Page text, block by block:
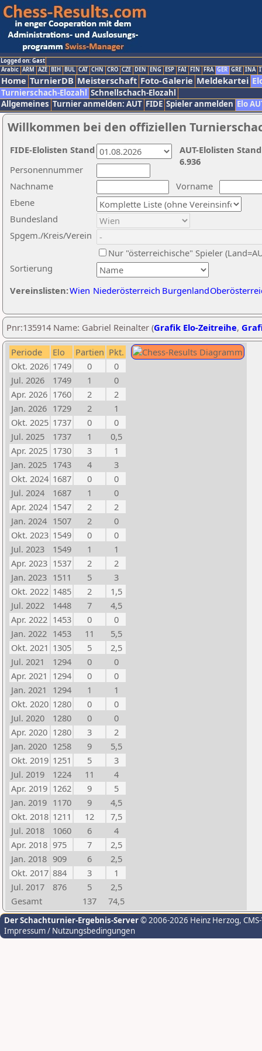
Logged on: Gast
Arabic ARM AZE BIH BUL CAT CHN CRO CZE DEN ENG ESP FAI FIN FRA GER GRE INA
Home TurnierDB Meisterschaft Foto-Galerie Meldekartei
Turnierschach-Elozahl Schnellschach-Elozahl
Allgemeines Turnier anmelden: AUT FIDE Spieler anmelden Elo
Willkommen bei den offiziellen
Nachname
Vorname
Ebene
Sortierung
Personennummer
Bundesland
Spgem./Kreis/Verein
Nur "österreichische" Spieler
Vereinslisten:Wien Niederösterreich Burgenland
AUT-Elolisten
6.936
FIDE-Elolisten Stand
Pnr:135914 Name: Gabriel Reinalter (Grafik Elo-Zeitreihe,
Periode Elo Partien Pkt.
Okt. 2026 1749 0
0
Jul. 2026
1749 1
0
Apr. 2026 1760 2
2
Jan. 2026 1729 2
1
Okt. 2025 1737 0
0
Jul. 2025
1737 1
0,5
Apr. 2025 1730 3
1
Jan. 2025 1743 4
3
Okt. 2024 1687 0
0
Jul. 2024
1687 1
0
Apr. 2024 1547 2
2
Jan. 2024 1507 2
0
Okt. 2023 1549 0
0
Jul. 2023
1549 1
1
Apr. 2023 1537 2
2
Jan. 2023 1511 5
3
Okt. 2022 1485 2
1,5
Jul. 2022
1448 7
4,5
Apr. 2022 1453 0
0
Jan. 2022 1453 11
5,5
Okt. 2021 1305 5
2,5
Jul. 2021
1294 0
0
Apr. 2021 1294 0
0
Jan. 2021
1294 1
1
Okt. 2020 1280 0
0
Jul. 2020
1280 0
0
Apr. 2020 1280 3
2
Jan. 2020 1258 9
5,5
Okt. 2019 1251 5
3
Jul. 2019
1224 11
4
Apr. 2019 1262 9
5
Jan. 2019 1170 9
4,5
Okt. 2018 1211 12
7,5
Jul. 2018
1060 6
4
Apr. 2018 975 7
2,5
Jan. 2018 909 6
2,5
Okt. 2017 884 3
1
Jul. 2017
876 5
2,5
Gesamt
137 74,5
Der Schachturnier-Ergebnis-Server© 2006-2026 Heinz Herzog,
Impressum / Nutzungsbedingungen